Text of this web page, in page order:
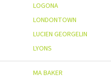
LOGONA
LONDONTOWN
LUCIEN GEORGELIN
LYONS
MA BAKER